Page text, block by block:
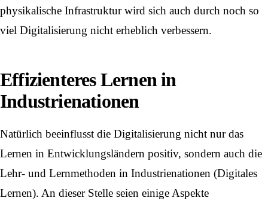
physikalische Infrastruktur wird sich auch durch noch so
viel Digitalisierung nicht erheblich verbessern.
Effizienteres Lernen in
Industrienationen
Natürlich beeinflusst die Digitalisierung nicht nur das
Lernen in Entwicklungsländern positiv, sondern auch die
Lehr- und Lernmethoden in Industrienationen (Digitales
Lernen). An dieser Stelle seien einige Aspekte